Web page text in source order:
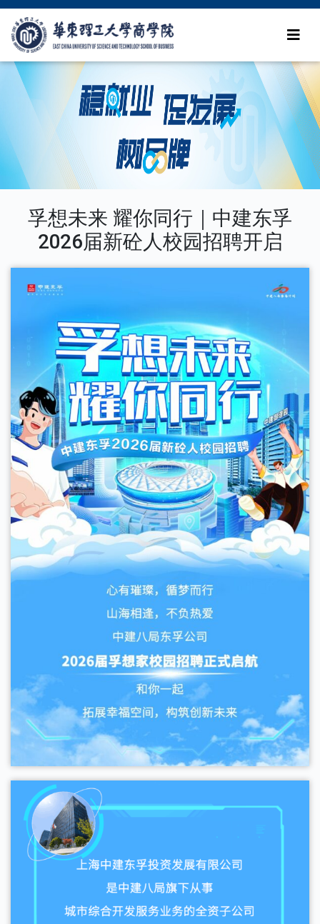
孚想未来 耀你同行｜中建东孚
2026届新砼人校园招聘开启